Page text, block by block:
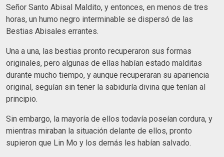
Señor Santo Abisal Maldito, y entonces, en menos de tres
horas, un humo negro interminable se dispersó de las
Bestias Abisales errantes.
Una a una, las bestias pronto recuperaron sus formas
originales, pero algunas de ellas habían estado malditas
durante mucho tiempo, y aunque recuperaran su apariencia
original, seguían sin tener la sabiduría divina que tenían al
principio.
Sin embargo, la mayoría de ellos todavía poseían cordura, y
mientras miraban la situación delante de ellos, pronto
supieron que Lin Mo y los demás les habían salvado.